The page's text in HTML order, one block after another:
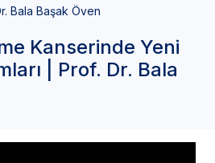
Bala Başak Öven
Kanserinde Yeni
| Prof. Dr. Bala